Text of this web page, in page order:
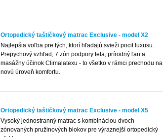
Ortopedický taštičkový matrac Exclusive - model X2
Najlepšia voľba pre tých, ktorí hľadajú svieži pocit luxusu.
Prepychový vzhľad, 7 zón podpory tela, prírodný ľan a
masážny účinok Climalatexu - to všetko v rámci prechodu na
novú úroveň komfortu.
Ortopedický taštičkový matrac Exclusive - model X5
Vysoký jednostranný matrac s kombináciou dvoch
zónovaných pružinových blokov pre výraznejší ortopedický